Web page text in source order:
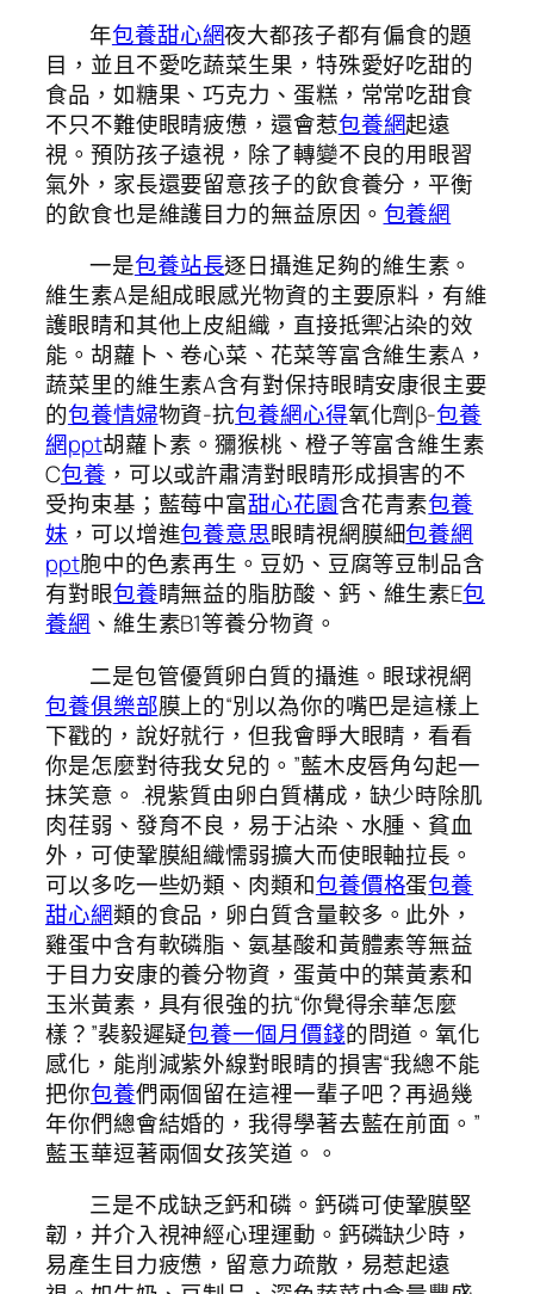
年包養甜心網夜大都孩子都有偏食的題
目，並且不愛吃蔬菜生果，特殊愛好吃甜的
食品，如糖果、巧克力、蛋糕，常常吃甜食
不只不難使眼睛疲憊，還會惹包養網起遠
視。預防孩子遠視，除了轉變不良的用眼習
氣外，家長還要留意孩子的飲食養分，平衡
的飲食也是維護目力的無益原因。 包養網
一是包養站長逐日攝進足夠的維生素。
維生素A是組成眼感光物資的主要原料，有維
護眼睛和其他上皮組織，直接抵禦沾染的效
能。胡蘿卜、卷心菜、花菜等富含維生素A，
蔬菜里的維生素A含有對保持眼睛安康很主要
的包養情婦物資-抗包養網心得氧化劑β-包養
網ppt胡蘿卜素。獼猴桃、橙子等富含維生素
C包養 ，可以或許肅清對眼睛形成損害的不
受拘束基；藍莓中富甜心花園含花青素包養
妹 ，可以增進包養意思眼睛視網膜細包養網
ppt胞中的色素再生。豆奶、豆腐等豆制品含
有對眼包養睛無益的脂肪酸、鈣、維生素E包
養網 、維生素B1等養分物資。
二是包管優質卵白質的攝進。眼球視網
包養俱樂部膜上的“別以為你的嘴巴是這樣上
下戳的，說好就行，但我會睜大眼睛，看看
你是怎麼對待我女兒的。”藍木皮唇角勾起一
抹笑意。 .視紫質由卵白質構成，缺少時除肌
肉荏弱、發育不良，易于沾染、水腫、貧血
外，可使鞏膜組織懦弱擴大而使眼軸拉長。
可以多吃一些奶類、肉類和包養價格蛋包養
甜心網類的食品，卵白質含量較多。此外，
雞蛋中含有軟磷脂、氨基酸和黃體素等無益
于目力安康的養分物資，蛋黃中的葉黃素和
玉米黃素，具有很強的抗“你覺得余華怎麼
樣？”裴毅遲疑包養一個月價錢的問道。氧化
感化，能削減紫外線對眼睛的損害“我總不能
把你包養們兩個留在這裡一輩子吧？再過幾
年你們總會結婚的，我得學著去藍在前面。”
藍玉華逗著兩個女孩笑道。。
三是不成缺乏鈣和磷。鈣磷可使鞏膜堅
韌，并介入視神經心理運動。鈣磷缺少時，
易產生目力疲憊，留意力疏散，易惹起遠